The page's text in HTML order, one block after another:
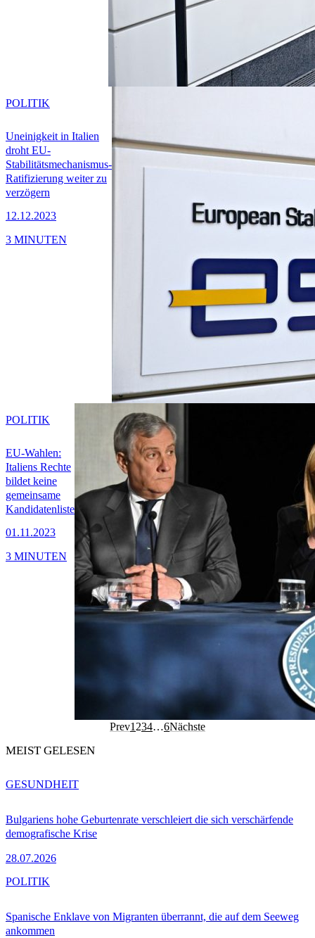
Uneinigkeit in Italien
droht EU-
Stabilitätsmechanismus-
Ratifizierung weiter zu
verzögern
12.12.2023
POLITIK
3 MINUTEN
EU-Wahlen:
Italiens Rechte
bildet keine
gemeinsame
Kandidatenliste
01.11.2023
POLITIK
3 MINUTEN
Prev1 234…6Nächste
MEIST GELESEN
Bulgariens hohe Geburtenrate verschleiert die sich verschärfende
demografische Krise
28.07.2026
GESUNDHEIT
Spanische Enklave von Migranten überrannt, die auf dem Seeweg
ankommen
POLITIK